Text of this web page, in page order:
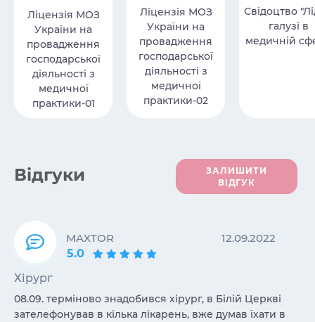
Ліцензія МОЗ
України на
провадження
господарської
діяльності з
медичної
практики-01
Ліцензія МОЗ
України на
провадження
господарської
діяльності з
медичної
практики-02
Свідоцтво
галузі в
медичній
Вiдгуки
ЗАЛИШИТИ
ВІДГУК
MAXTOR
12.09.2022
5.0
Хірург
08.09. терміново знадобився хірург, в Білій Церкві
зателефонував в кілька лікарень, вже думав їхати в